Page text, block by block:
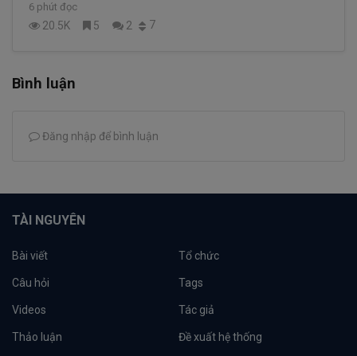
6 phút đọc
20.5K 5 2 7
Bình luận
Đăng nhập để bình luận
TÀI NGUYÊN
Bài viết Tổ chức
Câu hỏi Tags
Videos Tác giả
Thảo luận Đề xuất hệ thống